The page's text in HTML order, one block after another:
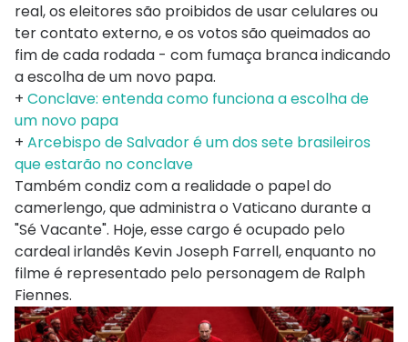
real, os eleitores são proibidos de usar celulares ou
ter contato externo, e os votos são queimados ao
fim de cada rodada - com fumaça branca indicando
a escolha de um novo papa.
+ Conclave: entenda como funciona a escolha de
um novo papa
+ Arcebispo de Salvador é um dos sete brasileiros
que estarão no conclave
Também condiz com a realidade o papel do
camerlengo, que administra o Vaticano durante a
"Sé Vacante". Hoje, esse cargo é ocupado pelo
cardeal irlandês Kevin Joseph Farrell, enquanto no
filme é representado pelo personagem de Ralph
Fiennes.